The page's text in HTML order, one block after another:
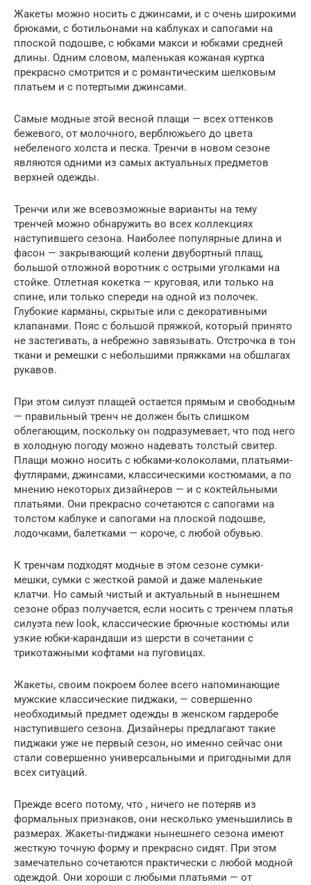
Жакеты можно носить с джинсами, и с очень широкими
брюками, с ботильонами на каблуках и сапогами на
плоской подошве, с юбками макси и юбками средней
длины. Одним словом, маленькая кожаная куртка
прекрасно смотрится и с романтическим шелковым
платьем и с потертыми джинсами.
Самые модные этой весной плащи — всех оттенков
бежевого, от молочного, верблюжьего до цвета
небеленого холста и песка. Тренчи в новом сезоне
являются одними из самых актуальных предметов
верхней одежды.
Тренчи или же всевозможные варианты на тему
тренчей можно обнаружить во всех коллекциях
наступившего сезона. Наиболее популярные длина и
фасон — закрывающий колени двубортный плащ,
большой отложной воротник с острыми уголками на
стойке. Отлетная кокетка — круговая, или только на
спине, или только спереди на одной из полочек.
Глубокие карманы, скрытые или с декоративными
клапанами. Пояс с большой пряжкой, который принято
не застегивать, а небрежно завязывать. Отстрочка в тон
ткани и ремешки с небольшими пряжками на обшлагах
рукавов.
При этом силуэт плащей остается прямым и свободным
— правильный тренч не должен быть слишком
облегающим, поскольку он подразумевает, что под него
в холодную погоду можно надевать толстый свитер.
Плащи можно носить с юбками-колоколами, платьями-
футлярами, джинсами, классическими костюмами, а по
мнению некоторых дизайнеров — и с коктейльными
платьями. Они прекрасно сочетаются с сапогами на
толстом каблуке и сапогами на плоской подошве,
лодочками, балетками — короче, с любой обувью.
К тренчам подходят модные в этом сезоне сумки-
мешки, сумки с жесткой рамой и даже маленькие
клатчи. Но самый чистый и актуальный в нынешнем
сезоне образ получается, если носить с тренчем платья
силуэта new look, классические брючные костюмы или
узкие юбки-карандаши из шерсти в сочетании с
трикотажными кофтами на пуговицах.
Жакеты, своим покроем более всего напоминающие
мужские классические пиджаки, — совершенно
необходимый предмет одежды в женском гардеробе
наступившего сезона. Дизайнеры предлагают такие
пиджаки уже не первый сезон, но именно сейчас они
стали совершенно универсальными и пригодными для
всех ситуаций.
Прежде всего потому, что , ничего не потеряв из
формальных признаков, они несколько уменьшились в
размерах. Жакеты-пиджаки нынешнего сезона имеют
жесткую точную форму и прекрасно сидят. При этом
замечательно сочетаются практически с любой модной
одеждой. Они хороши с любыми платьями — от